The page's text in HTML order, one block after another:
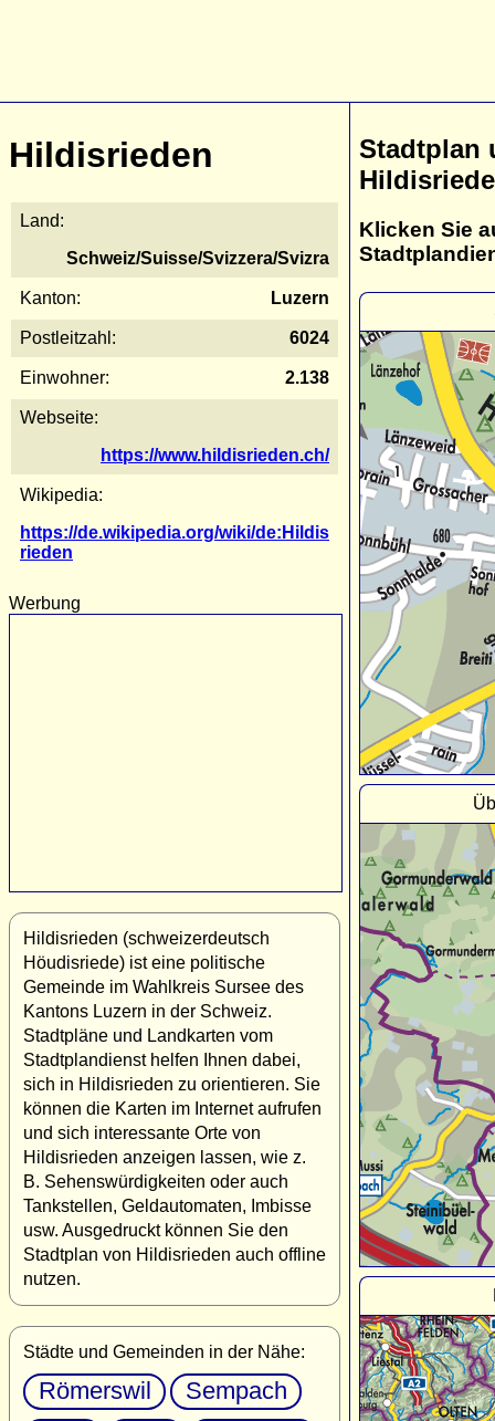
Hildisrieden
Land:
Schweiz/Suisse/Svizzera/Svizra
Kanton: Luzern
Postleitzahl: 6024
Einwohner: 2.138
Webseite:
https://www.hildisrieden.ch/
Wikipedia:
https://de.wikipedia.org/wiki/de:Hildis
rieden
Werbung
Hildisrieden (schweizerdeutsch
Höudisriede) ist eine politische
Gemeinde im Wahlkreis Sursee des
Kantons Luzern in der Schweiz.
Stadtpläne und Landkarten vom
Stadtplandienst helfen Ihnen dabei,
sich in Hildisrieden zu orientieren. Sie
können die Karten im Internet aufrufen
und sich interessante Orte von
Hildisrieden anzeigen lassen, wie z.
B. Sehenswürdigkeiten oder auch
Tankstellen, Geldautomaten, Imbisse
usw. Ausgedruckt können Sie den
Stadtplan von Hildisrieden auch offline
nutzen.
Städte und Gemeinden in der Nähe:
Römerswil
Sempach
Stadtplan
Klicken Sie